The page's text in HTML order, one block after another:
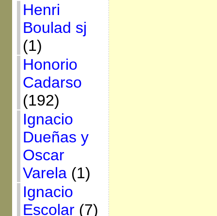
Henri
Boulad sj
(1)
Honorio
Cadarso
(192)
Ignacio
Dueñas y
Oscar
Varela(1)
Ignacio
Escolar(7)